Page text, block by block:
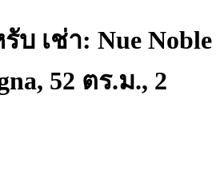
บ เช่า: Nue Noble
52 ตร.ม., 2